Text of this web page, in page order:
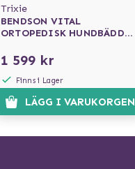
Trixie
BENDSON VITAL
ORTOPEDISK HUNDBÄDD
MÖRKGRÅ/LJUSGRÅ
1 599 kr
Finns i Lager
LÄGG I VARUKORGEN